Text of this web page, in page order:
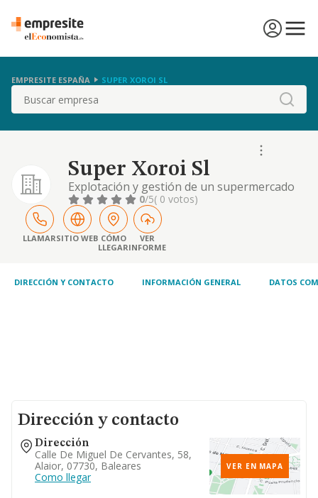
EMPRESITE ESPAÑA SUPER XOROI SL
Buscar
Super Xoroi Sl
Explotación y gestión de un supermercado
0/5( 0 votos)
LLAMARSITIO WEB CÓMO
LLEGAR
VER
INFORME
DIRECCIÓN Y CONTACTO INFORMACIÓN GENERAL DATOS
Dirección y contacto
Dirección
Calle De Miguel De Cervantes, 58,
Alaior, 07730, Baleares
Como llegar
VER EN MAPA